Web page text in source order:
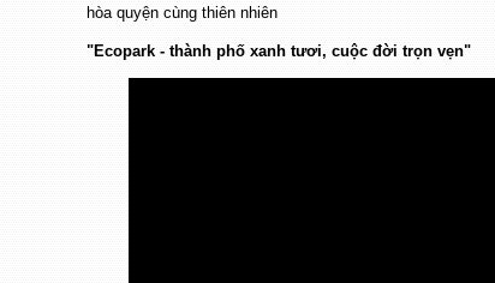
hòa quyện cùng thiên nhiên
"Ecopark - thành phố xanh tươi, cuộc đời trọn vẹn"